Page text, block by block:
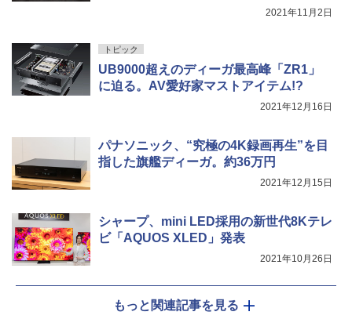
2021年11月2日
トピック
UB9000超えのディーガ最高峰「ZR1」
に迫る。AV愛好家マストアイテム!?
2021年12月16日
パナソニック、“究極の4K録画再生”を目
指した旗艦ディーガ。約36万円
2021年12月15日
シャープ、mini LED採用の新世代8Kテレ
ビ「AQUOS XLED」発表
2021年10月26日
もっと関連記事を見る